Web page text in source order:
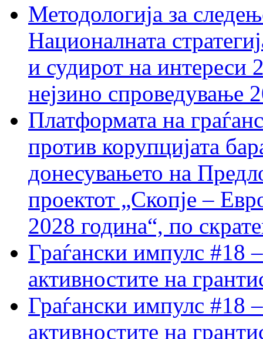
Методологија за
Националната
и судирот на интереси
нејзино спроведување
Платформата на
против корупцијата
донесувањето на
проектот „Скопје –
2028 година“, по
Граѓански импулс #18
активностите на
Граѓански импулс #18
активностите на